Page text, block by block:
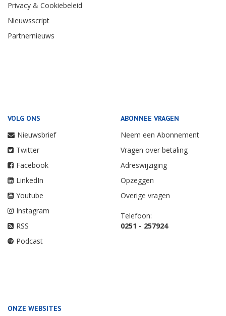
Privacy & Cookiebeleid
Nieuwsscript
Partnernieuws
VOLG ONS
Nieuwsbrief
Twitter
Facebook
LinkedIn
Youtube
Instagram
RSS
Podcast
ABONNEE VRAGEN
Neem een Abonnement
Vragen over betaling
Adreswijziging
Opzeggen
Overige vragen
Telefoon:
0251 - 257924
ONZE WEBSITES